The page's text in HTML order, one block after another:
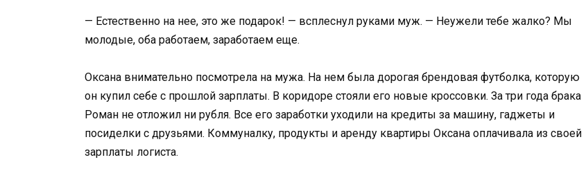
— Естественно на нее, это же подарок! — всплеснул руками муж. — Неужели тебе жалко? Мы
молодые, оба работаем, заработаем еще.
Оксана внимательно посмотрела на мужа. На нем была дорогая брендовая футболка, которую
он купил себе с прошлой зарплаты. В коридоре стояли его новые кроссовки. За три года брака
Роман не отложил ни рубля. Все его заработки уходили на кредиты за машину, гаджеты и
посиделки с друзьями. Коммуналку, продукты и аренду квартиры Оксана оплачивала из своей
зарплаты логиста.